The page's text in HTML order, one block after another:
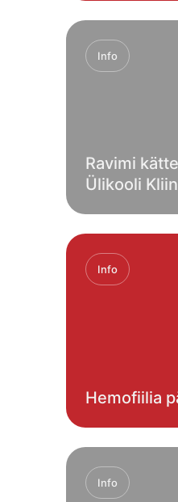
Info
Ravimi
Ülikooli
Info
Hemofiilia
Info